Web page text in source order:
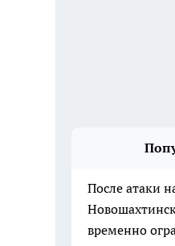
После атаки
временно